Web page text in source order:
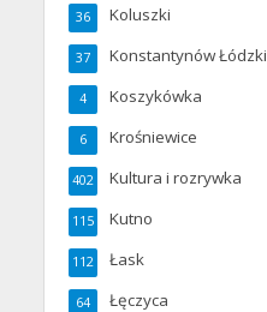
Koluszki
36
Konstantynów Łódzki
37
Koszykówka
4
Krośniewice
6
Kultura i rozrywka
402
Kutno
115
Łask
112
Łęczyca
64